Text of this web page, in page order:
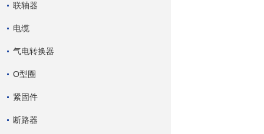
联轴器
电缆
气电转换器
O型圈
紧固件
断路器